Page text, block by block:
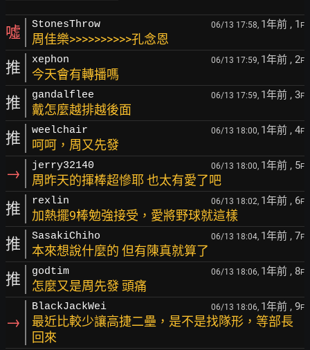
噓 StonesThrow 06/13 17:58, 1年前 , 1 F
周佳樂>>>>>>>>>>孔念恩
推 xephon 06/13 17:59, 1年前 , 2F
今天會有轉播嗎
推 gandalflee 06/13 17:59, 1年前 , 3F
戴怎麼越排越後面
推 weelchair 06/13 18:00, 1年前 , 4F
呵呵，周又先發
→ jerry32140 06/13 18:00, 1年前 , 5F
周昨天的揮棒超慘耶 也太有愛了吧
推 rexlin 06/13 18:02, 1年前 , 6F
加熱擺9棒勉強接受，愛將野球就這樣
推 SasakiChiho 06/13 18:04, 1年前 , 7F
本來想說什麼的 但有陳真就算了
推 godtim 06/13 18:06, 1年前 , 8F
怎麼又是周先發 頭痛
→
BlackJackWei 06/13 18:06, 1年前 , 9F
最近比較少讓高捷二壘，是不是找隊形，等部長
回來